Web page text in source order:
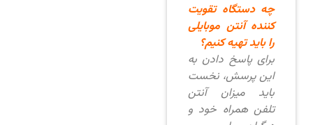
چه دستگاه تقویت
کننده آنتن موبایلی
را باید تهیه کنیم؟
برای پاسخ دادن به
این پرسش، نخست
باید میزان آنتن
تلفن همراه خود و